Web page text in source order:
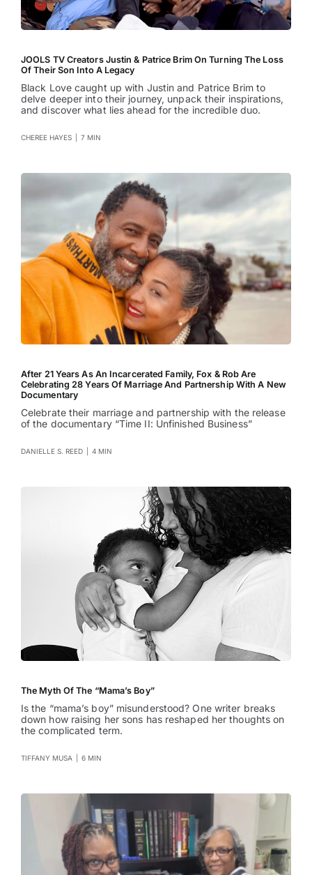
JOOLS TV Creators Justin & Patrice Brim On Turning The Loss
Of Their Son Into A Legacy
Black Love caught up with Justin and Patrice Brim to
delve deeper into their journey, unpack their inspirations,
and discover what lies ahead for the incredible duo.
CHEREE HAYES 7 MIN
After 21 Years As An Incarcerated Family, Fox & Rob Are
Celebrating 28 Years Of Marriage And Partnership With A New
Documentary
Celebrate their marriage and partnership with the release
of the documentary “Time II: Unfinished Business”
DANIELLE S. REED 4 MIN
The Myth Of The “Mama’s Boy”
Is the “mama’s boy” misunderstood? One writer breaks
down how raising her sons has reshaped her thoughts on
the complicated term.
TIFFANY MUSA 6 MIN